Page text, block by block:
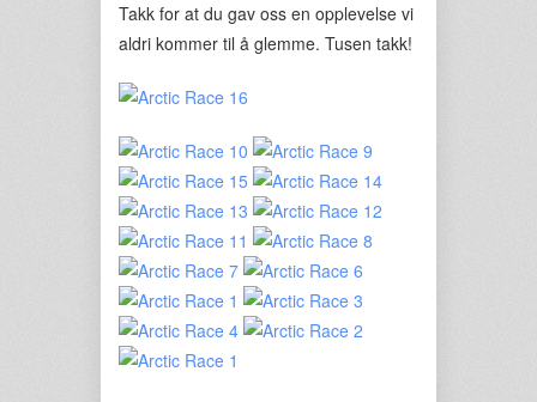
Takk for at du gav oss en opplevelse vi
aldri kommer til å glemme. Tusen takk!